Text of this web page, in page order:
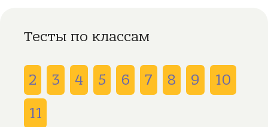
Тесты по классам
2 3 4 5 6 7 8 9
10
11